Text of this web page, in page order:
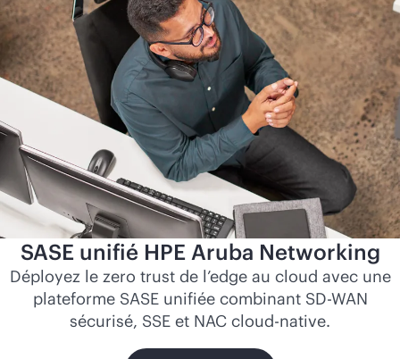
SASE unifié HPE Aruba Networking
Déployez le zero trust de l’edge au cloud avec une
plateforme SASE unifiée combinant SD-WAN
sécurisé, SSE et NAC cloud-native.